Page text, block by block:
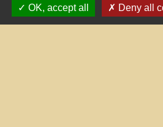
Conseils aux voyageursopen_in_new
Ministère chargé de l'Europe et des
OK, accept all
Deny all